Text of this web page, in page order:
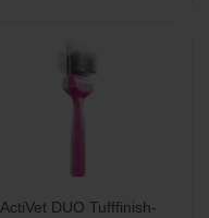
ActiVet DUO Tufffinish-